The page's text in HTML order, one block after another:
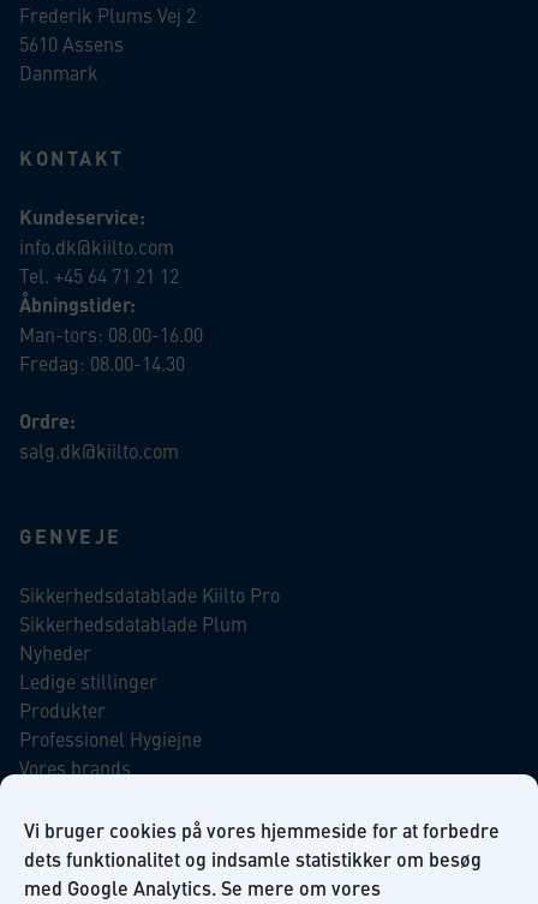
Vi bruger cookies på vores hjemmeside for at forbedre
dets funktionalitet og indsamle statistikker om besøg
med Google Analytics. Se mere om vores
Frederik Plums Vej 2
5610 Assens
Danmark
KONTAKT
Kundeservice:
info.dk@kiilto.com
Tel. +45 64 71 21 12
Åbningstider:
Man-tors: 08.00-16.00
Fredag: 08.00-14.30
Ordre:
salg.dk@kiilto.com
GENVEJE
Sikkerhedsdatablade Kiilto Pro
Sikkerhedsdatablade Plum
Nyheder
Ledige stillinger
Produkter
Professionel Hygiejne
Vores brands
Our Promise to the Environment